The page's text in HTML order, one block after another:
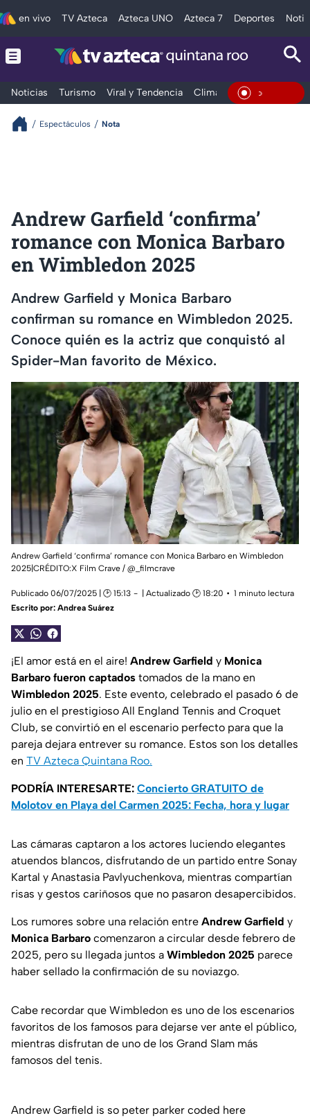
en vivo TV Azteca Azteca UNO Azteca 7 Deportes
Noticias Turismo Viral y Tendencia Clima Tráfico En Vivo
Espectáculos Nota
Andrew Garfield ‘confirma’
romance con Monica Barbaro
en Wimbledon 2025
Andrew Garfield y Monica Barbaro
confirman su romance en Wimbledon 2025.
Conoce quién es la actriz que conquistó al
Spider-Man favorito de México.
Andrew Garfield ‘confirma’ romance con Monica Barbaro en Wimbledon
2025|CRÉDITO:X Film Crave / @_filmcrave
Publicado 06/07/2025 | 🕑 15:13 | Actualizado 🕑 18:20
1 minuto lectura
Escrito por: Andrea Suárez
¡El amor está en el aire! Andrew Garfield y Monica
Barbaro fueron captados tomados de la mano en
Wimbledon 2025. Este evento, celebrado el pasado 6 de
julio en el prestigioso All England Tennis and Croquet
Club, se convirtió en el escenario perfecto para que la
pareja dejara entrever su romance. Estos son los detalles
en TV Azteca Quintana Roo.
PODRÍA INTERESARTE: Concierto GRATUITO de
Molotov en Playa del Carmen 2025: Fecha, hora y lugar
Las cámaras captaron a los actores luciendo elegantes
atuendos blancos, disfrutando de un partido entre Sonay
Kartal y Anastasia Pavlyuchenkova, mientras compartían
risas y gestos cariñosos que no pasaron desapercibidos.
Los rumores sobre una relación entre Andrew Garfield y
Monica Barbaro comenzaron a circular desde febrero de
2025, pero su llegada juntos a Wimbledon 2025 parece
haber sellado la confirmación de su noviazgo.
Cabe recordar que Wimbledon es uno de los escenarios
favoritos de los famosos para dejarse ver ante el público,
mientras disfrutan de uno de los Grand Slam más
famosos del tenis.
Andrew Garfield is so peter parker coded here